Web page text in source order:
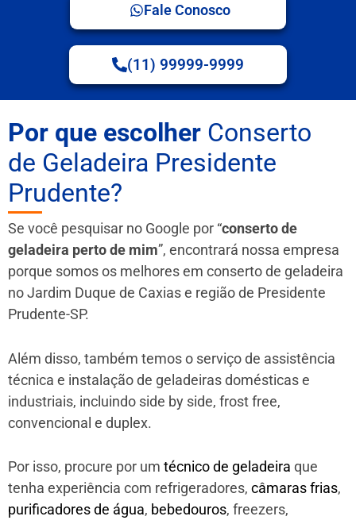
Fale Conosco
(11) 99999-9999
Por que escolher Conserto
de Geladeira Presidente
Prudente?
Se você pesquisar no Google por “conserto de
geladeira perto de mim”, encontrará nossa empresa
porque somos os melhores em conserto de geladeira
no Jardim Duque de Caxias e região de Presidente
Prudente-SP.
Além disso, também temos o serviço de assistência
técnica e instalação de geladeiras domésticas e
industriais, incluindo side by side, frost free,
convencional e duplex.
Por isso, procure por um técnico de geladeira que
tenha experiência com refrigeradores, câmaras frias,
purificadores de água, bebedouros, freezers,